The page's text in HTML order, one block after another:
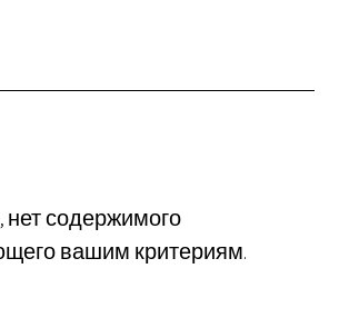
содержимого
вашим критериям.